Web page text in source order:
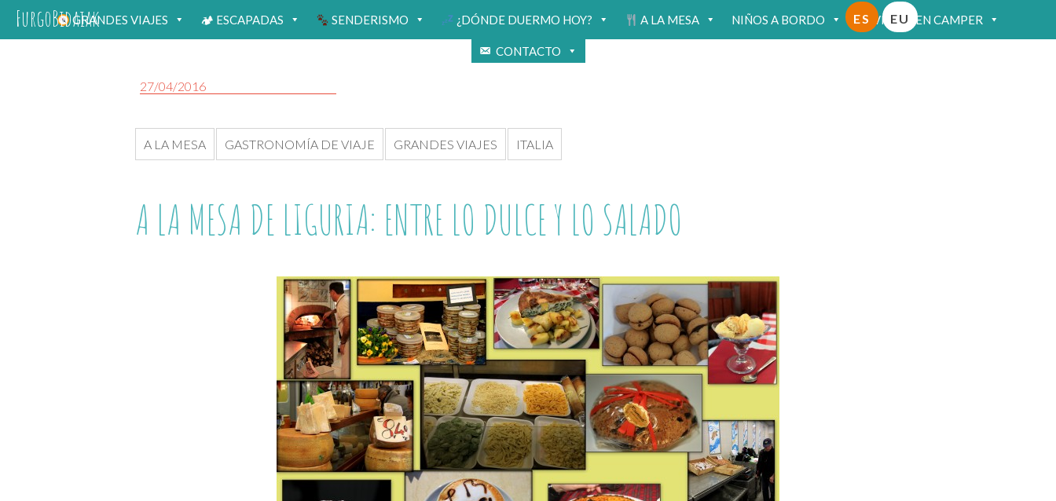
FurgoBidaiakGRANDES VIAJES 🏕 ESCAPADAS SENDERISMO ¿DÓNDE DUERMO HOY? A LA MESA NIÑOS A BORDO VIAJAR EN CAMPER
CONTACTO
ES EU
27/04/2016
A LA MESA GASTRONOMÍA DE VIAJE GRANDES VIAJES ITALIA
A LA MESA DE LIGURIA: ENTRE LO DULCE Y LO SALADO